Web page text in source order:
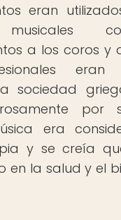
eran
musicales
a los coros y
eran
sociedad
por
era
y se creía
en la salud y el